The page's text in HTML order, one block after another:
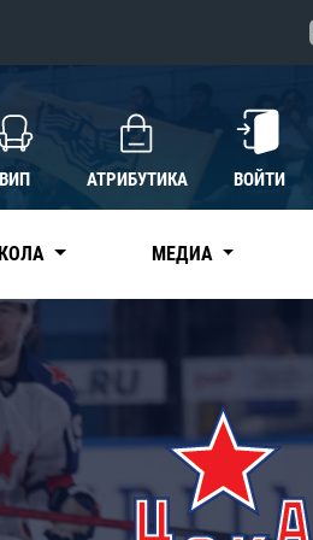
ВИП АТРИБУТИКА ВОЙТИ
МЕДИА